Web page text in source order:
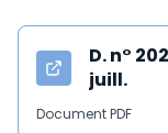
D. n°
juill.
Document PDF